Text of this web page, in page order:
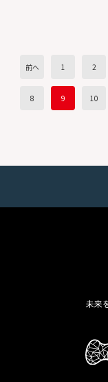
前へ 1 2
8 9 10
未来